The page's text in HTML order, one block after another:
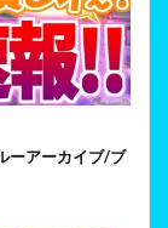
ーアーカイブ/ブ